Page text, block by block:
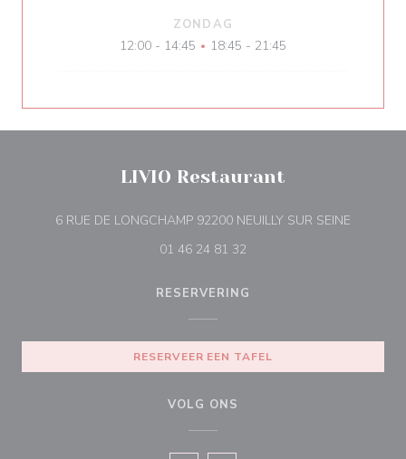
ZONDAG
12:00 - 14:45 • 18:45 - 21:45
LIVIO Restaurant
6 RUE DE LONGCHAMP 92200 NEUILLY SUR SEINE
01 46 24 81 32
RESERVERING
RESERVEER EEN TAFEL
VOLG ONS